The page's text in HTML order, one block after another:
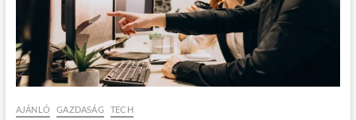
AJÁNLÓ GAZDASÁG TECH